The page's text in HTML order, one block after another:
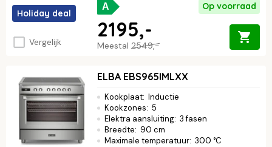
Holiday deal
Vergelijk
A Op voorraad
Meestal 2549,-
2195,-
ELBA EBS965IMLXX
Kookplaat: Inductie
Kookzones: 5
Elektra aansluiting: 3 fasen
Breedte: 90 cm
Maximale temperatuur: 300 °C